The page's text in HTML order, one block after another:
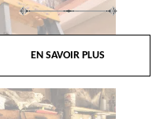
EN SAVOIR PLUS